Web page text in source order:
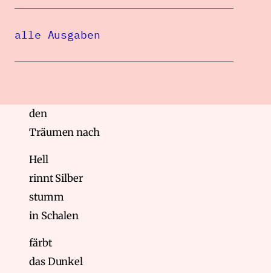
alle Ausgaben
den
Träumen nach
Hell
rinnt Silber
stumm
in Schalen
färbt
das Dunkel